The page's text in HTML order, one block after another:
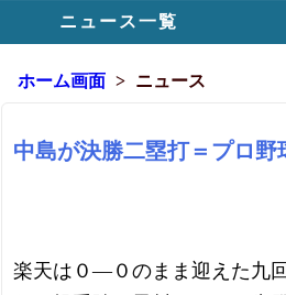
ニュース一覧
ホーム画面 ニュース
中島が決勝二塁打＝プロ
楽天は０―０のまま迎えた九